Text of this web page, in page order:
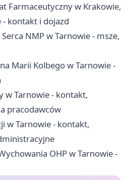
Farmaceutyczny w Krakowie,
- kontakt i dojazd
NMP w Tarnowie - msze,
Marii Kolbego w Tarnowie -
w Tarnowie - kontakt,
pracodawców
w Tarnowie - kontakt,
OHP w Tarnowie -